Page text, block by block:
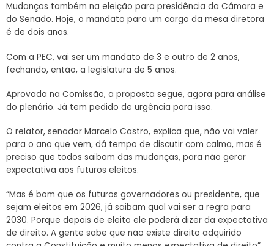
Mudanças também na eleição para presidência da Câmara e
do Senado. Hoje, o mandato para um cargo da mesa diretora
é de dois anos.
Com a PEC, vai ser um mandato de 3 e outro de 2 anos,
fechando, então, a legislatura de 5 anos.
Aprovada na Comissão, a proposta segue, agora para análise
do plenário. Já tem pedido de urgência para isso.
O relator, senador Marcelo Castro, explica que, não vai valer
para o ano que vem, dá tempo de discutir com calma, mas é
preciso que todos saibam das mudanças, para não gerar
expectativa aos futuros eleitos.
“Mas é bom que os futuros governadores ou presidente, que
sejam eleitos em 2026, já saibam qual vai ser a regra para
2030. Porque depois de eleito ele poderá dizer da expectativa
de direito. A gente sabe que não existe direito adquirido